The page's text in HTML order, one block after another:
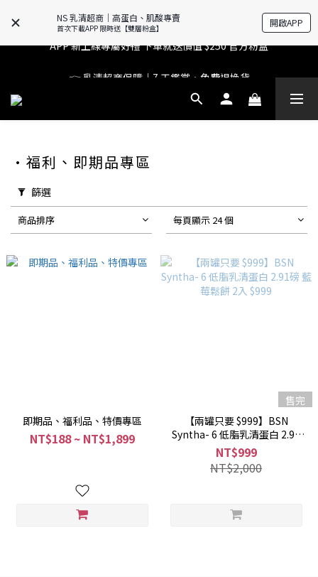
NS 乳清超商｜高蛋白、肌酸專賣
首次下載APP 限時送【雙層粉盒】 開啟APP
🔥滿$599【超商取貨免運】下單再送2%購物金+點數‼️
APP 新上線專屬好禮 下單就送價值 $250 官方粉盒
👉 乳清超商保障｜7 天鑑賞・免費退換貨
🔥滿$599【超商取貨免運】下單再送2%購物金+點數‼️
•福利、即期品專區
篩選
商品排序 每頁顯示 24 個
即期品、福利品、特價專區
NT$188 ~ NT$1,899
售完
【兩罐只要 $999】BSN
Syntha- 6 低脂乳清蛋白 2.91
磅 藍莓鬆餅 2入 $999
NT$999
NT$2,000